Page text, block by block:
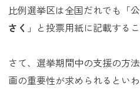
比例選挙区は全国だれでも「
さく 」と投票用紙に記載する
さて、選挙期間中の支援の方
画の重要性が求められるといわ